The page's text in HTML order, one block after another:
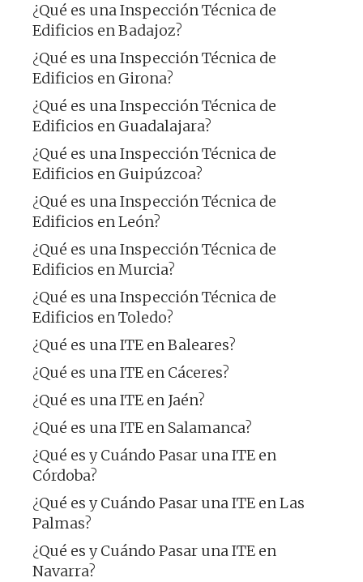
¿Qué es una Inspección Técnica de
Edificios en Badajoz?
¿Qué es una Inspección Técnica de
Edificios en Girona?
¿Qué es una Inspección Técnica de
Edificios en Guadalajara?
¿Qué es una Inspección Técnica de
Edificios en Guipúzcoa?
¿Qué es una Inspección Técnica de
Edificios en León?
¿Qué es una Inspección Técnica de
Edificios en Murcia?
¿Qué es una Inspección Técnica de
Edificios en Toledo?
¿Qué es una ITE en Baleares?
¿Qué es una ITE en Cáceres?
¿Qué es una ITE en Jaén?
¿Qué es una ITE en Salamanca?
¿Qué es y Cuándo Pasar una ITE en
Córdoba?
¿Qué es y Cuándo Pasar una ITE en Las
Palmas?
¿Qué es y Cuándo Pasar una ITE en
Navarra?